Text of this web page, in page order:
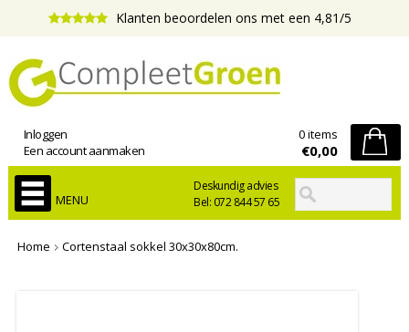
Klanten beoordelen ons met een 4,81/5
Deskundig advies
Bel: 072 844 57 65
Inloggen
Een account aanmaken
0 items
€0,00
MENU
Home Cortenstaal sokkel 30x30x80cm.